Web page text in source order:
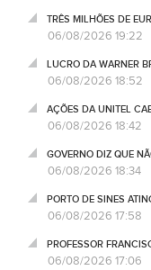
TRÊS MILHÕES DE
06/08/2026 19:22
LUCRO DA WARNER
06/08/2026 18:52
AÇÕES DA UNITEL
06/08/2026 18:42
GOVERNO DIZ QUE
06/08/2026 18:34
PORTO DE SINES
06/08/2026 17:58
PROFESSOR
06/08/2026 17:06